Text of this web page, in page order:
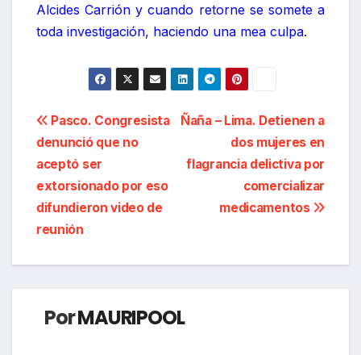
Alcides Carrión y cuando retorne se somete a
toda investigación, haciendo una mea culpa.
Navegación
de
entradas
Ñaña – Lima. Detienen a
dos mujeres en
flagrancia delictiva por
comercializar
medicamentos
Pasco. Congresista
denunció que no
aceptó ser
extorsionado por eso
difundieron video de
reunión
PorMAURIPOOL